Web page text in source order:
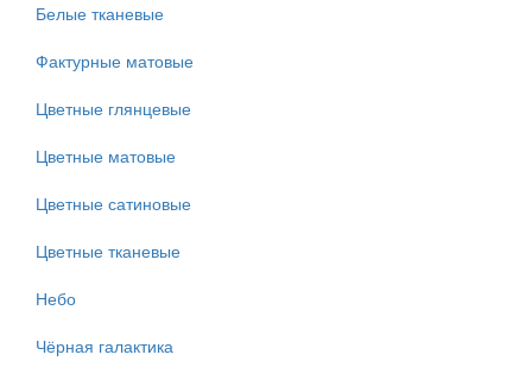
Белые тканевые
Фактурные матовые
Цветные глянцевые
Цветные матовые
Цветные сатиновые
Цветные тканевые
Небо
Чёрная галактика